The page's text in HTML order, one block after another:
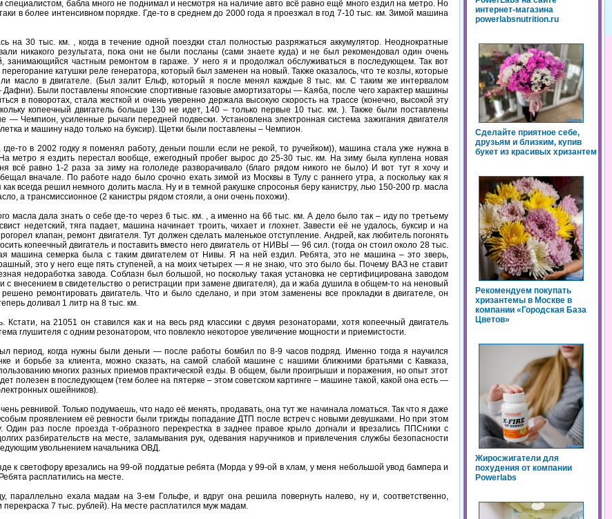
специалистом, бабла много не поднимал и несмотря на наличие авто всё равно ещё много ездил на метро. Но
в более интенсивном порядке. Где-то в среднем до 2000 года я проезжал в год 7-10 тыс. км. Зимой машина
на 30 тыс. км. , когда в течение одной поездки стал полностью разряжаться аккумулятор. Неоднократные
никакого результата, пока они не были посланы (сами знаете куда) и не был рекомендовал один очень
частным ремонтом в гараже. У него я и продолжал обслуживаться в последующем. Так вот
катушки реле генератора, который был заменен на новый. Также оказалось, что те козлы, которые
масло в двигателе. (Был залит Ельф, который я после менял каждые 8 тыс. км. С таким же интервалом
Были поставлены японские спортивные газовые амортизаторы — Каяба, после чего характер машины
в поворотах, стала жесткой и очень уверенно держала высокую скорость на трассе (конечно, высокой эту
копеечный двигатель больше 130 не идет, 140 – только первые 10 тыс. км. ). Также были поставлены
Чемпион, усиленные рычаги передней подвески. Установлена электронная система зажигания двигателя
и машину надо только на буксир). Щетки были поставлены – Чемпион.
где-то в 2002 годку я поменял работу, деньги пошли если не рекой, то ручейком)), машина стала уже нужна в
метро я ездить перестал вообще, ежегодный пробег вырос до 25-30 тыс. км. На зиму была куплена новая
всё равно 1-2 раза за зиму на гололеде разворачивало (благо рядом никого не было) И вот тут я хочу и
вначале. По работе надо было срочно ехать зимой из Москвы в Тулу с раннего утра, а поскольку как я
всегда решил немного долить масла. Ну и в темной ракушке спросонья беру канистру, лью 150-200 гр. масла
а трансмиссионное (2 канистры рядом стояли, а они очень похожи).
масла дала знать о себе где-то через 6 тыс. км. , а именно на 66 тыс. км. А дело было так – иду по третьему
недетский, тяга падает, машина начинает троить, чихает и глохнет. Завести её не удалось, буксир и на
клапан, ремонт двигателя. Тут должен сделать маленькое отступление. Андрей, как любитель погонять
копеечный двигатель и поставить вместо него двигатель от НИВЫ — 96 сил. (тогда он стоил около 28 тыс.
машина семерка была с таким двигателем от Нивы. Я на ней ездил. Ребята, это не машина – это зверь,
это у него еще пять ступеней, а на моих четырех — я не знаю, что это было бы. Почему ВАЗ не ставит
недоработка завода. Соблазн был большой, но поскольку такая установка не сертифицирована заводом
с внесением в свидетельство о регистрации при замене двигателя), да и жаба душила в общем-то на неновый
решено ремонтировать двигатель. Что и было сделано, и при этом заменены все прокладки в двигателе, он
доливал 1 литр на 8 тыс. км.
Кстати, на 21051 он ставился как и на весь ряд классики с двумя резонаторами, хотя копеечный двигатель
глушителя с одним резонатором, что повлекло некоторое увеличение мощности и приемистости.
период, когда нужны были деньги — после работы бомбил по 8-9 часов подряд. Именно тогда я научился
и борьбе за клиента, можно сказать, на самой слабой машине с нашими ближними братьями с Кавказа,
многих разных приемов практической езды. В общем, были проигрыши и поражения, но опыт этот
полезен в последующем (тем более на пятерке – этом советском картинге – машине такой, какой она есть —
ошейников).
ревнивой. Только подумаешь, что надо её менять, продавать, она тут же начинала ломаться. Так что я даже
проявлением её ревности были трижды попадание ДТП после встреч с новыми девушками. Но при этом
Один раз после проезда т-образного перекрестка в заднее правое крыло догнали и врезались ППСники с
разбирательств на месте, заламывания рук, одевания наручников и привлечения службы безопасности
увольнением начальника ОВД.
к светофору врезались на 99-ой поддатые ребята (Морда у 99-ой в хлам, у меня небольшой увод бампера и
расплатились на месте.
параллельно ехала мадам на 3-ем Гольфе, и вдруг она решила повернуть налево, ну и, соответственно,
7 тыс. рублей). На месте расплатился муж мадам.
интернет-магазина
powerlabsnutrition.ru
Сделайте приятное себе,
друзьям и близким, купив
букет из красивых хризантем
Рекомендуем покупать
хризантемы в Москве в
компании «Городская База
Цветов»
Жиросжигатели для
похудения от компании
Powerlabs